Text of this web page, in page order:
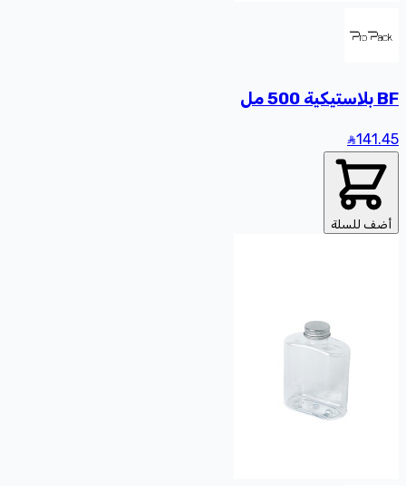
BF بلاستيكية 500 مل
141.45
أضف للسلة